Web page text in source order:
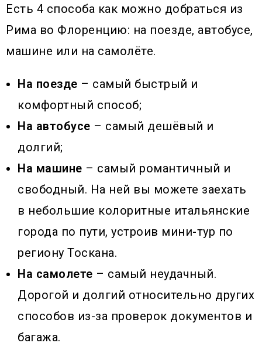
Есть 4 способа как можно добраться из
Рима во Флоренцию: на поезде, автобусе,
машине или на самолёте.
На поезде – самый быстрый и
комфортный способ;
На автобусе – самый дешёвый и
долгий;
На машине – самый романтичный и
свободный. На ней вы можете заехать
в небольшие колоритные итальянские
города по пути, устроив мини-тур по
региону Тоскана.
На самолете – самый неудачный.
Дорогой и долгий относительно других
способов из-за проверок документов и
багажа.